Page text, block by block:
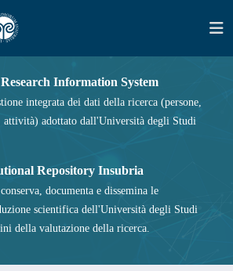
Information System
integrata dei dati della ricerca (persone,
adottato dall'Università degli Studi
Repository Insubria
documenta e dissemina le
scientifica dell'Università degli Studi
della valutazione della ricerca.